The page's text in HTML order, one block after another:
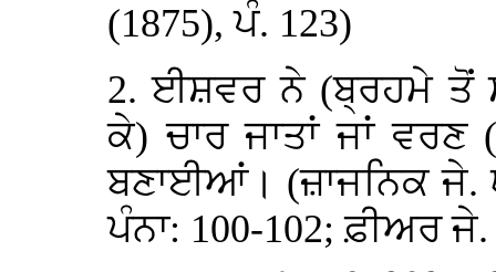
(1875), ਪੰ. 123)
2. ਈਸ਼ਵਰ ਨੇ (ਬ੍ਰਹਮੇ ਤੋਂ
ਕੇ) ਚਾਰ ਜਾਤਾਂ ਜਾਂ
ਬਣਾਈਆਂ। (ਜ਼ਾਜਨਿਕ ਜੇ.
ਪੰਨਾ: 100-102; ਫ਼ੀਅਰ